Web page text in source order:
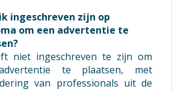
ingeschreven zijn op
om een advertentie te
niet ingeschreven te zijn om
te plaatsen, met
van professionals uit de